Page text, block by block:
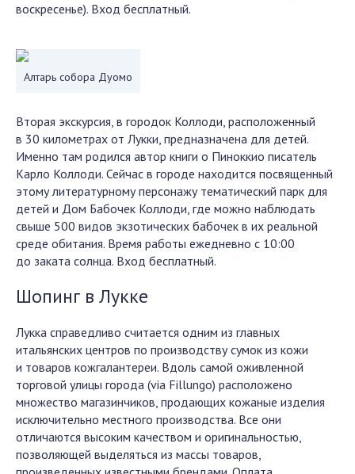
воскресенье). Вход бесплатный.
Алтарь собора Дуомо
Вторая экскурсия, в городок Коллоди, расположенный
в 30 километрах от Лукки, предназначена для детей.
Именно там родился автор книги о Пиноккио писатель
Карло Коллоди. Сейчас в городе находится посвященный
этому литературному персонажу тематический парк для
детей и Дом Бабочек Коллоди, где можно наблюдать
свыше 500 видов экзотических бабочек в их реальной
среде обитания. Время работы ежедневно с 10:00
до заката солнца. Вход бесплатный.
Шопинг в Лукке
Лукка справедливо считается одним из главных
итальянских центров по производству сумок из кожи
и товаров кожгалантереи. Вдоль самой оживленной
торговой улицы города (via Fillungo) расположено
множество магазинчиков, продающих кожаные изделия
исключительно местного производства. Все они
отличаются высоким качеством и оригинальностью,
позволяющей выделяться из массы товаров,